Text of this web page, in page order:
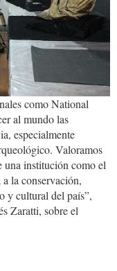
como National
al mundo las
especialmente
Valoramos
una institución como el
la conservación,
y cultural del país”,
Zaratti, sobre el